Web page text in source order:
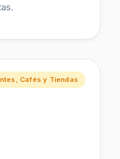
Cafés y Tiendas